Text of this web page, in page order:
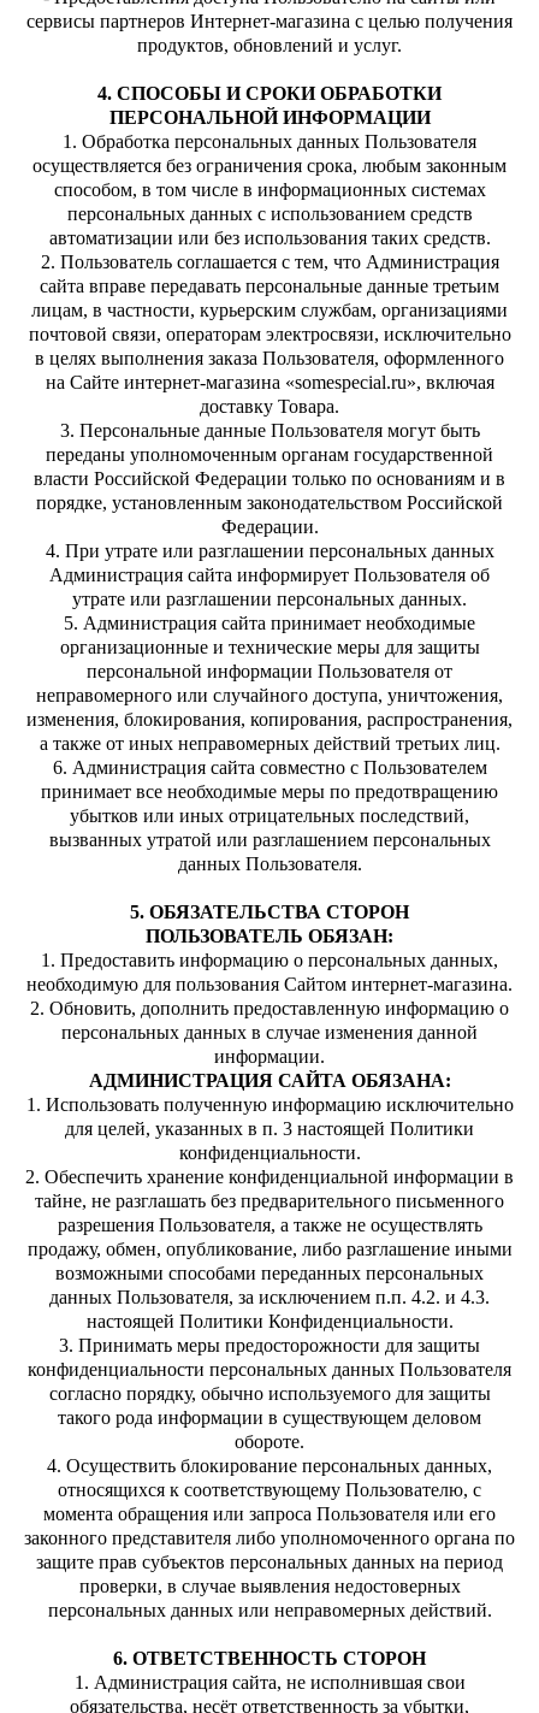
сервисы партнеров Интернет-магазина с целью получения
продуктов, обновлений и услуг.
4. СПОСОБЫ И СРОКИ ОБРАБОТКИ
ПЕРСОНАЛЬНОЙ ИНФОРМАЦИИ
1. Обработка персональных данных Пользователя
осуществляется без ограничения срока, любым законным
способом, в том числе в информационных системах
персональных данных с использованием средств
автоматизации или без использования таких средств.
2. Пользователь соглашается с тем, что Администрация
сайта вправе передавать персональные данные третьим
лицам, в частности, курьерским службам, организациями
почтовой связи, операторам электросвязи, исключительно
в целях выполнения заказа Пользователя, оформленного
на Сайте интернет-магазина «somespecial.ru», включая
доставку Товара.
3. Персональные данные Пользователя могут быть
переданы уполномоченным органам государственной
власти Российской Федерации только по основаниям и в
порядке, установленным законодательством Российской
Федерации.
4. При утрате или разглашении персональных данных
Администрация сайта информирует Пользователя об
утрате или разглашении персональных данных.
5. Администрация сайта принимает необходимые
организационные и технические меры для защиты
персональной информации Пользователя от
неправомерного или случайного доступа, уничтожения,
изменения, блокирования, копирования, распространения,
а также от иных неправомерных действий третьих лиц.
6. Администрация сайта совместно с Пользователем
принимает все необходимые меры по предотвращению
убытков или иных отрицательных последствий,
вызванных утратой или разглашением персональных
данных Пользователя.
5. ОБЯЗАТЕЛЬСТВА СТОРОН
ПОЛЬЗОВАТЕЛЬ ОБЯЗАН:
1. Предоставить информацию о персональных данных,
необходимую для пользования Сайтом интернет-магазина.
2. Обновить, дополнить предоставленную информацию о
персональных данных в случае изменения данной
информации.
АДМИНИСТРАЦИЯ САЙТА ОБЯЗАНА:
1. Использовать полученную информацию исключительно
для целей, указанных в п. 3 настоящей Политики
конфиденциальности.
2. Обеспечить хранение конфиденциальной информации в
тайне, не разглашать без предварительного письменного
разрешения Пользователя, а также не осуществлять
продажу, обмен, опубликование, либо разглашение иными
возможными способами переданных персональных
данных Пользователя, за исключением п.п. 4.2. и 4.3.
настоящей Политики Конфиденциальности.
3. Принимать меры предосторожности для защиты
конфиденциальности персональных данных Пользователя
согласно порядку, обычно используемого для защиты
такого рода информации в существующем деловом
обороте.
4. Осуществить блокирование персональных данных,
относящихся к соответствующему Пользователю, с
момента обращения или запроса Пользователя или его
законного представителя либо уполномоченного органа по
защите прав субъектов персональных данных на период
проверки, в случае выявления недостоверных
персональных данных или неправомерных действий.
6. ОТВЕТСТВЕННОСТЬ СТОРОН
1. Администрация сайта, не исполнившая свои
обязательства, несёт ответственность за убытки,